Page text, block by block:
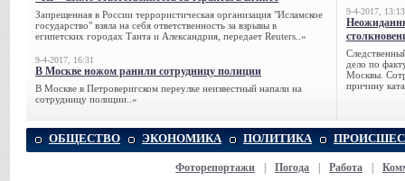
Запрещенная в России террористическая организация "Исламское
государство" взяла на себя ответственность за взрывы в
египетских городах Танта и Александрия, передает Reuters..»
9-4-2017, 16:31
В Москве ножом ранили сотрудницу полиции
В Москве в Петроверигском переулке неизвестный напали на
сотрудницу полиции..»
9-4-2017, 13:13
дело по
Москвы.
причину
ОБЩЕСТВО ЭКОНОМИКА ПОЛИТИКА
Фоторепортажи Погода Работа